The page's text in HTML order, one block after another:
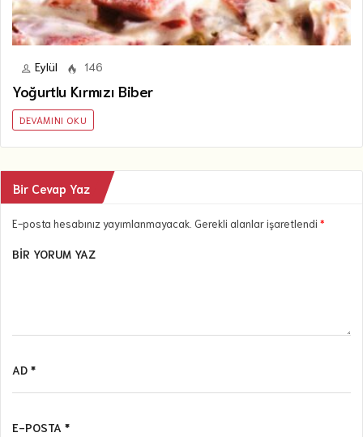
Eylül 146
Yoğurtlu Kırmızı Biber
DEVAMINI OKU
Bir Cevap Yaz
E-posta hesabınız yayımlanmayacak. Gerekli alanlar işaretlendi *
BIR YORUM YAZ
AD *
E-POSTA *